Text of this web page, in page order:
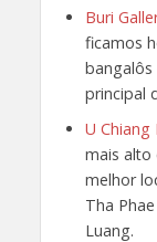
Buri
ficamos
bangalôs
principal
U Chiang
mais alto
melhor
Tha
Luang.